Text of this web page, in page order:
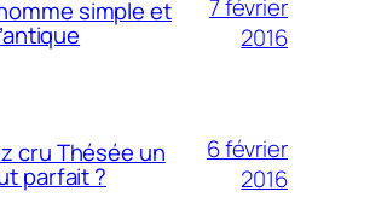
simple et
7 février
2016
cru Thésée un
parfait ?
6 février
2016